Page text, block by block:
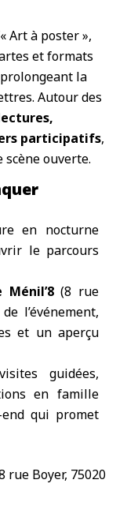
Art à poster »,
et formats
la
Autour des
participatifs,
scène ouverte.
en nocturne
le parcours
Ménil’8(8 rue
l’événement,
et un aperçu
guidées,
en famille
qui promet
rue Boyer, 75020